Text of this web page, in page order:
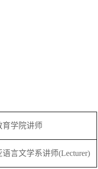
育学院讲师
言文学系讲师(Lecturer)